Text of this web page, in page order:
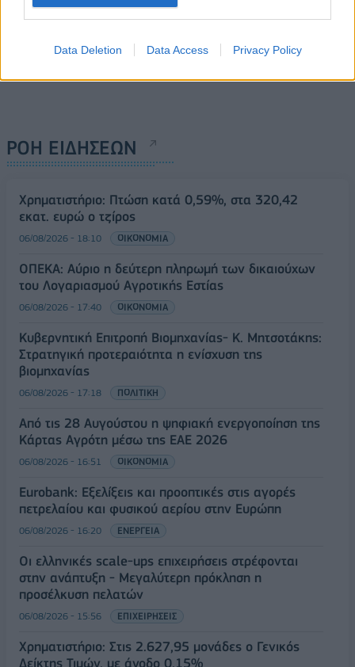
Data Deletion Data Access Privacy Policy
ΡΟΗ ΕΙΔΗΣΕΩΝ
Χρηματιστήριο: Πτώση κατά 0,59%, στα 320,42
εκατ. ευρώ ο τζίρος
06/08/2026 - 18:10 ΟΙΚΟΝΟΜΙΑ
ΟΠΕΚΑ: Αύριο η δεύτερη πληρωμή των δικαιούχων
του Λογαριασμού Αγροτικής Εστίας
06/08/2026 - 17:40 ΟΙΚΟΝΟΜΙΑ
Κυβερνητική Επιτροπή Βιομηχανίας- Κ. Μητσοτάκης:
Στρατηγική προτεραιότητα η ενίσχυση της
βιομηχανίας
06/08/2026 - 17:18 ΠΟΛΙΤΙΚΗ
Από τις 28 Αυγούστου η ψηφιακή ενεργοποίηση της
Κάρτας Αγρότη μέσω της ΕΑΕ 2026
06/08/2026 - 16:51 ΟΙΚΟΝΟΜΙΑ
Eurobank: Εξελίξεις και προοπτικές στις αγορές
πετρελαίου και φυσικού αερίου στην Ευρώπη
06/08/2026 - 16:20 ΕΝΕΡΓΕΙΑ
Οι ελληνικές scale-ups επιχειρήσεις στρέφονται
στην ανάπτυξη - Μεγαλύτερη πρόκληση η
προσέλκυση πελατών
06/08/2026 - 15:56 ΕΠΙΧΕΙΡΗΣΕΙΣ
Χρηματιστήριο: Στις 2.627,95 μονάδες ο Γενικός
Δείκτης Τιμών, με άνοδο 0,15%